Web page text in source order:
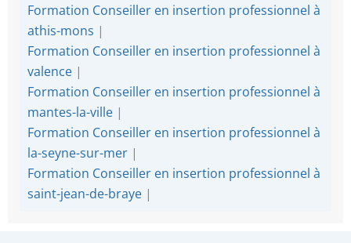
Formation Conseiller en insertion professionnel à
athis-mons |
Formation Conseiller en insertion professionnel à
valence |
Formation Conseiller en insertion professionnel à
mantes-la-ville |
Formation Conseiller en insertion professionnel à
la-seyne-sur-mer |
Formation Conseiller en insertion professionnel à
saint-jean-de-braye |